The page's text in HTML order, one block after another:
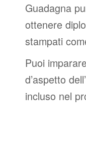
Guadagna
ottenere
stampati
Puoi
d’aspetto
incluso nel